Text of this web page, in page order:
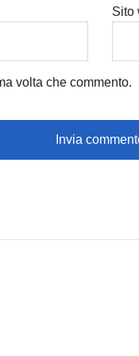
Sito
volta che commento.